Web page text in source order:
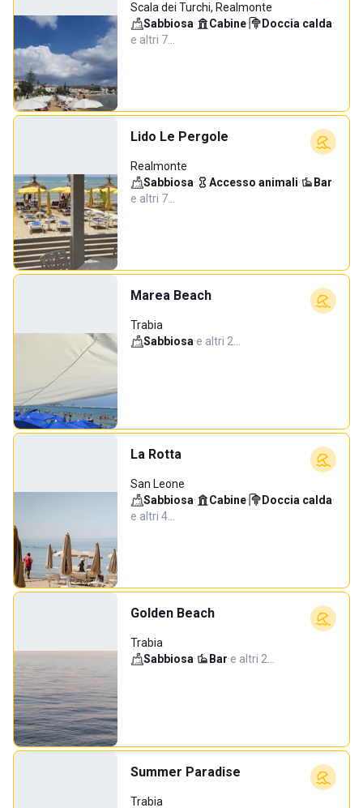
Scala dei Turchi, Realmonte
Sabbiosa· Cabine· Doccia calda·
e altri 7…
Lido Le Pergole
Realmonte
Sabbiosa· Accesso animali· Bar·
e altri 7…
Marea Beach
Trabia
Sabbiosa·e altri 2…
La Rotta
San Leone
Sabbiosa· Cabine· Doccia calda·
e altri 4…
Golden Beach
Trabia
Sabbiosa· Bar·e altri 2…
Summer Paradise
Trabia